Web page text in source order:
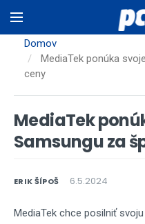
na
hlavnýDomov
MediaTek ponúka
ceny
MediaTek
Samsungu za
ERIK ŠÍPOŠ 6.5.2024
MediaTek chce posilniť